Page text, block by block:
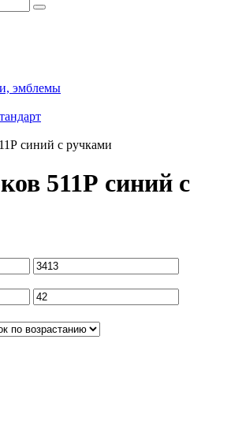
эмблемы
синий с ручками
511Р синий с